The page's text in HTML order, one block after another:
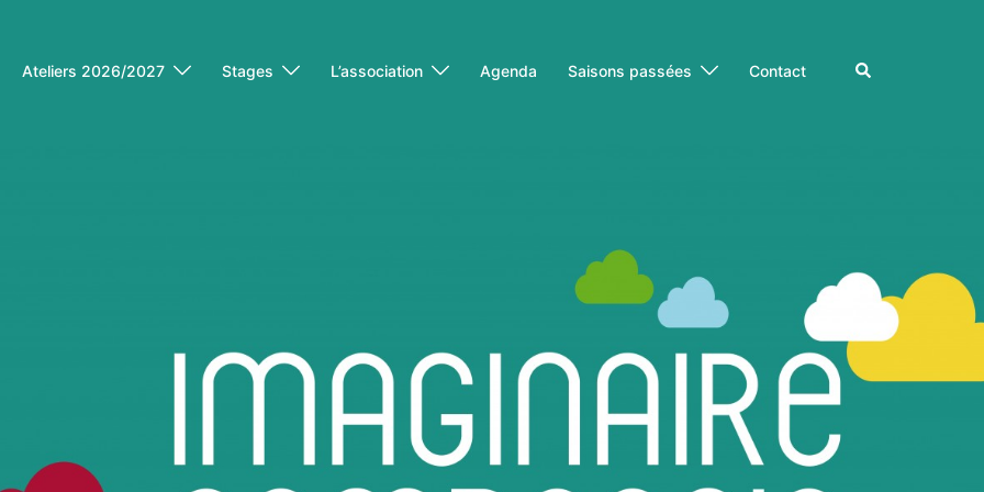
Ateliers 2026/2027 Stages L’association Agenda Saisons passées Contact Rechercher